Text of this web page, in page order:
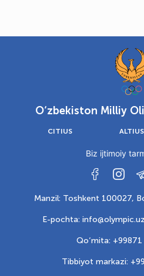
O‘zbekiston Milliy
CITIUS ALTIUS
Biz ijtimoiy
Manzil: Toshkent 100027,
E-pochta:
Qo‘mita:
Tibbiyot markazi: